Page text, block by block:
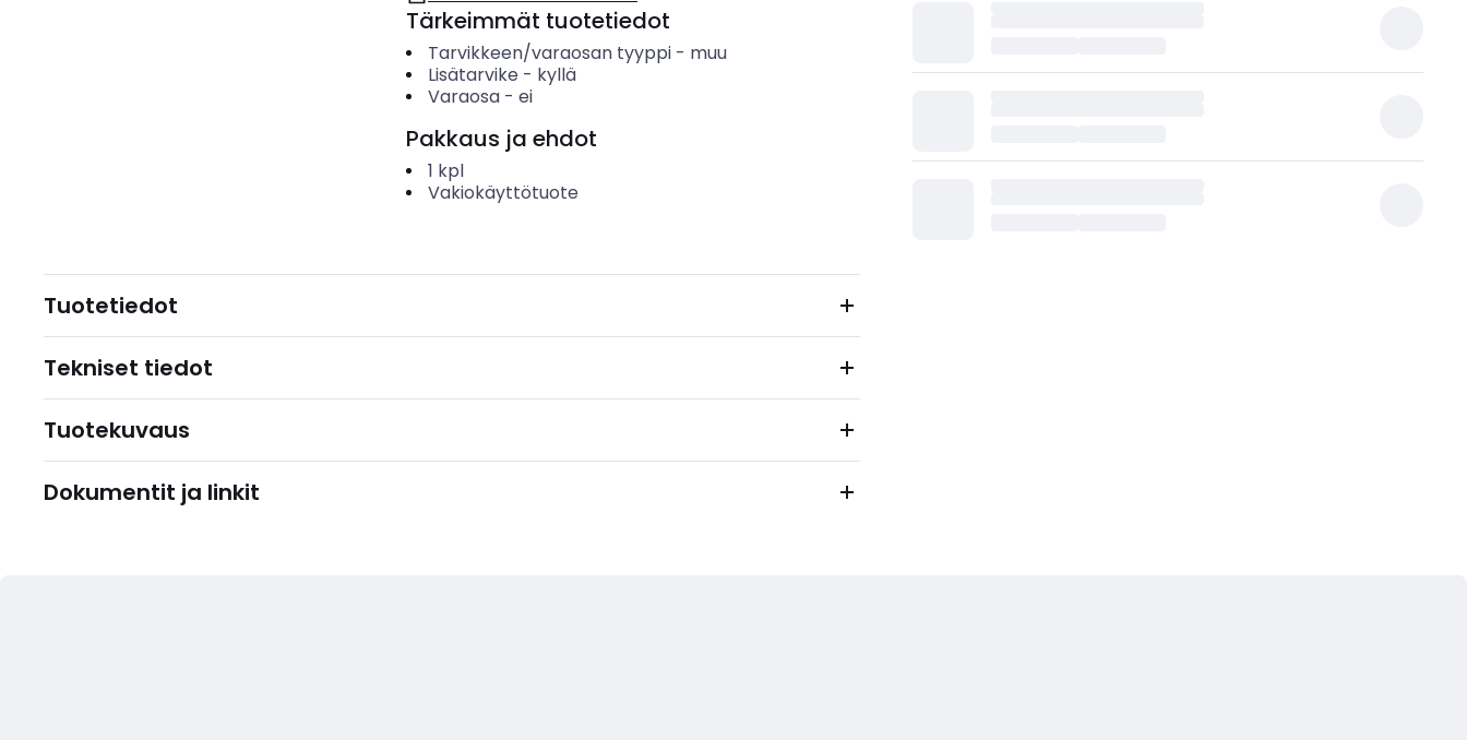
Tärkeimmät tuotetiedot
Tarvikkeen/varaosan tyyppi- muu
Lisätarvike - kyllä
Varaosa- ei
Pakkaus ja ehdot
1 kpl
Vakiokäyttötuote
Tuotetiedot
Tekniset tiedot
Tuotekuvaus
Dokumentit ja linkit